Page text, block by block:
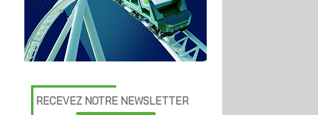
RECEVEZ NOTRE NEWSLETTER